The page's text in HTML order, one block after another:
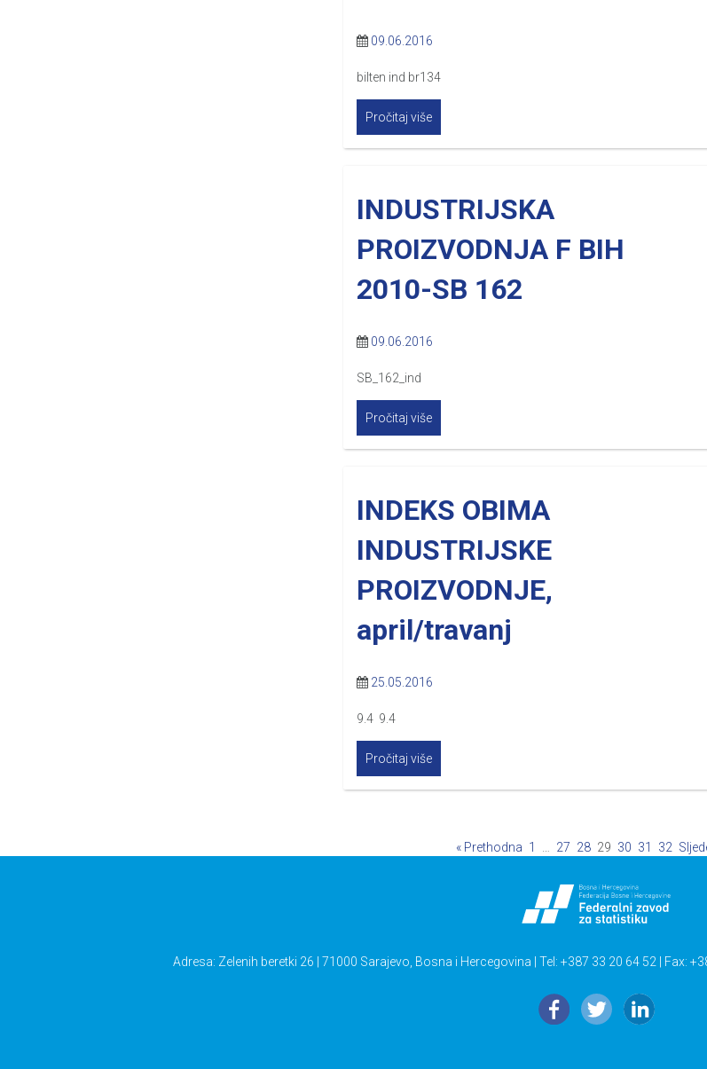
09.06.2016
bilten ind br134
Pročitaj više
INDUSTRIJSKA
PROIZVODNJA F BIH
2010-SB 162
09.06.2016
SB_162_ind
Pročitaj više
INDEKS OBIMA
INDUSTRIJSKE
PROIZVODNJE,
april/travanj
25.05.2016
9.4 9.4
Pročitaj više
« Prethodna 1 … 27 28 29 30 31 32
Adresa: Zelenih beretki 26 | 71000 Sarajevo, Bosna i Hercegovina | Tel: +387 33 20 64 52 | Fax: